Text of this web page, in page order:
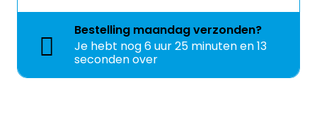
Bestelling maandagverzonden?
Je hebt nog6 uur 25 minuten en 13
seconden over